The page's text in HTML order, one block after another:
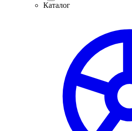
Каталог